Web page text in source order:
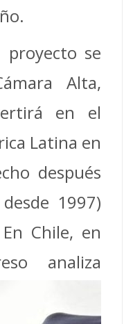
proyecto se
Alta,
en el
Latina en
después
1997)
Chile, en
analiza